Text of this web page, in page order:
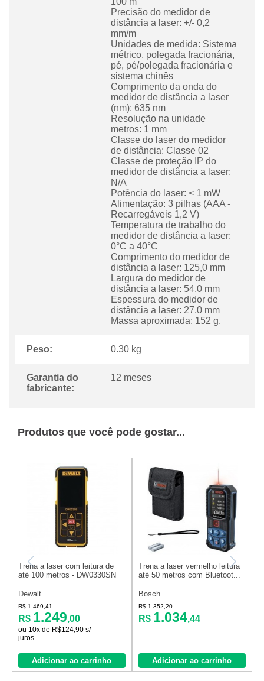
Precisão do medidor de
distância a laser: +/- 0,2
mm/m
Unidades de medida: Sistema
métrico, polegada fracionária,
pé, pé/polegada fracionária e
sistema chinês
Comprimento da onda do
medidor de distância a laser
(nm): 635 nm
Resolução na unidade
metros: 1 mm
Classe do laser do medidor
de distância: Classe 02
Classe de proteção IP do
medidor de distância a laser:
N/A
Potência do laser: < 1 mW
Alimentação: 3 pilhas (AAA -
Recarregáveis 1,2 V)
Temperatura de trabalho do
medidor de distância a laser:
0°C a 40°C
Comprimento do medidor de
distância a laser: 125,0 mm
Largura do medidor de
distância a laser: 54,0 mm
Espessura do medidor de
distância a laser: 27,0 mm
Massa aproximada: 152 g.
Peso: 0.30 kg
Garantia do
fabricante:
12 meses
Produtos que você pode gostar...
Trena a laser com leitura de
até 100 metros - DW0330SN
Dewalt
R$ 1.469,41
R$ 1.249,00
ou 10x de R$124,90 s/
juros
Adicionar ao carrinho
Trena a laser vermelho leitura
até 50 metros com Bluetoot...
Bosch
R$ 1.352,20
R$ 1.034,44
Adicionar ao carrinho